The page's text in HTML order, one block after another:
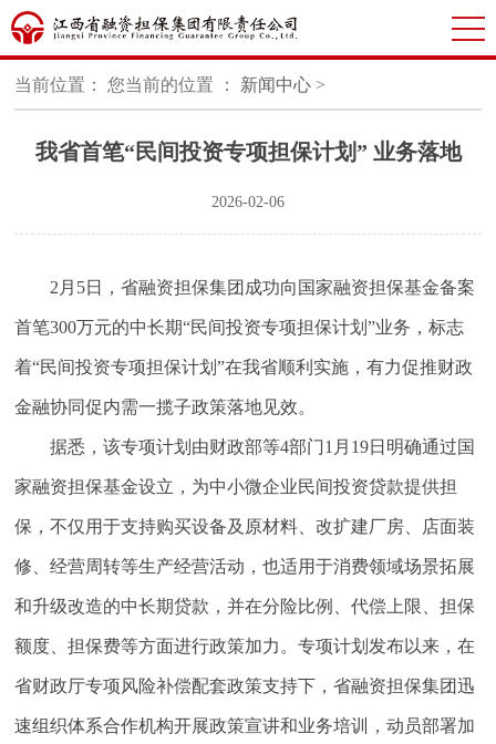
当前位置： 您当前的位置 ： 新闻中心 >
我省首笔“民间投资专项担保计划” 业务落地
2026-02-06
2月5日，省融资担保集团成功向国家融资担保基金备案
首笔300万元的中长期“民间投资专项担保计划”业务，标志
着“民间投资专项担保计划”在我省顺利实施，有力促推财政
金融协同促内需一揽子政策落地见效。
据悉，该专项计划由财政部等4部门1月19日明确通过国
家融资担保基金设立，为中小微企业民间投资贷款提供担
保，不仅用于支持购买设备及原材料、改扩建厂房、店面装
修、经营周转等生产经营活动，也适用于消费领域场景拓展
和升级改造的中长期贷款，并在分险比例、代偿上限、担保
额度、担保费等方面进行政策加力。专项计划发布以来，在
省财政厅专项风险补偿配套政策支持下，省融资担保集团迅
速组织体系合作机构开展政策宣讲和业务培训，动员部署加